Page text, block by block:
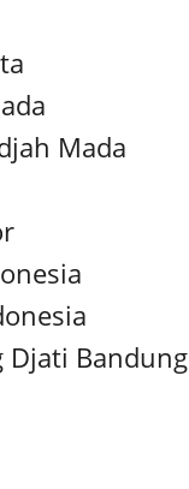
Mada
Djati Bandung